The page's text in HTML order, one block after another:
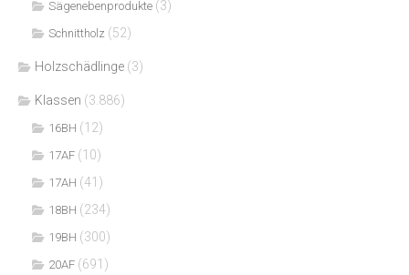
Sägenebenprodukte (3)
Schnittholz (52)
Holzschädlinge (3)
Klassen (3.886)
16BH (12)
17AF (10)
17AH (41)
18BH (234)
19BH (300)
20AF (691)